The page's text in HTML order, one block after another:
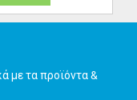
με τα προϊόντα &